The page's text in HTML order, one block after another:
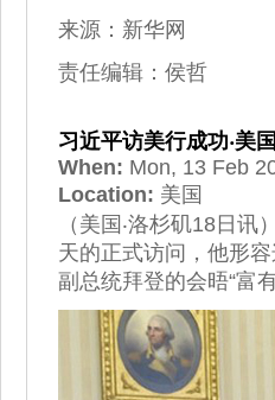
来源：新华网
责任编辑：侯哲
习近平访美行成功‧美
When: Mon, 13 Feb
Location: 美国
（美国‧洛杉矶18日
天的正式访问，他形
副总统拜登的会晤“富